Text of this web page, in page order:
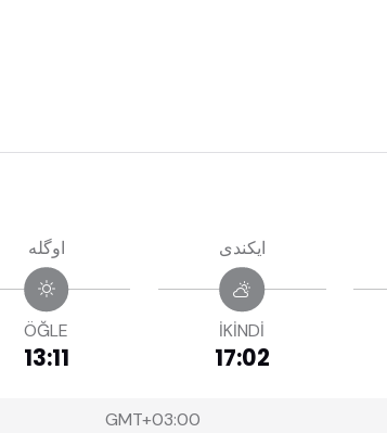
اوگله
ÖĞLE
13:11
ايكندى
İKİNDİ
17:02
GMT+03:00